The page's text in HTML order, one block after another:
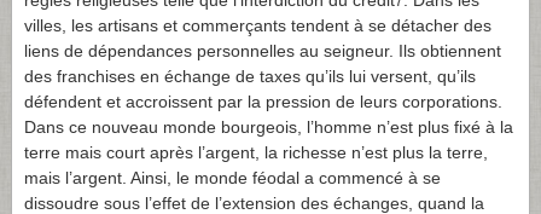
villes, les artisans et commerçants tendent à se détacher des
liens de dépendances personnelles au seigneur. Ils obtiennent
des franchises en échange de taxes qu’ils lui versent, qu’ils
défendent et accroissent par la pression de leurs corporations.
Dans ce nouveau monde bourgeois, l’homme n’est plus fixé à la
terre mais court après l’argent, la richesse n’est plus la terre,
mais l’argent. Ainsi, le monde féodal a commencé à se
dissoudre sous l’effet de l’extension des échanges, quand la